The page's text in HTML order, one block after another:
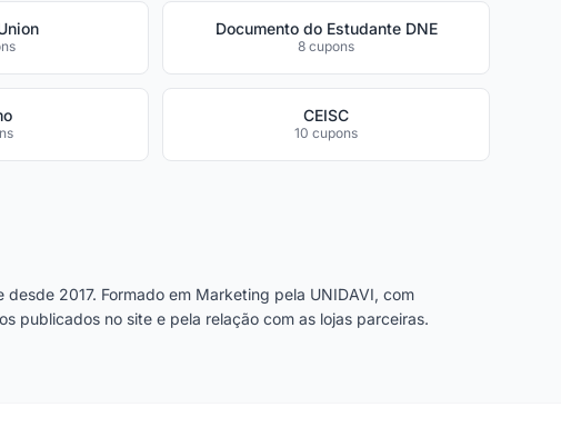
Documento do Estudante DNE
8 cupons
CEISC
10 cupons
2017. Formado em Marketing pela UNIDAVI, com
publicados no site e pela relação com as lojas parceiras.